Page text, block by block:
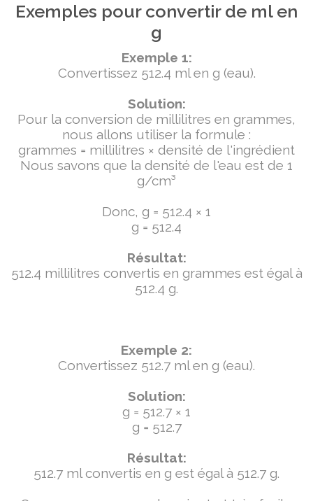
Exemples pour convertir de ml en
g
Exemple 1:
Convertissez 512.4 ml en g (eau).
Solution:
Pour la conversion de millilitres en grammes,
nous allons utiliser la formule :
grammes = millilitres × densité de l'ingrédient
Nous savons que la densité de l'eau est de 1
g/cm³
Donc, g = 512.4 × 1
g = 512.4
Résultat:
512.4 millilitres convertis en grammes est égal à
512.4 g.
Exemple 2:
Convertissez 512.7 ml en g (eau).
Solution:
g = 512.7 × 1
g = 512.7
Résultat:
512.7 ml convertis en g est égal à 512.7 g.